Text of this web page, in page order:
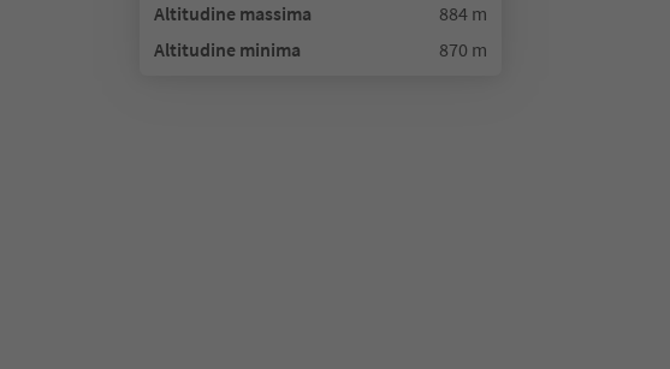
Altitudine massima
884 m
Altitudine minima
870 m